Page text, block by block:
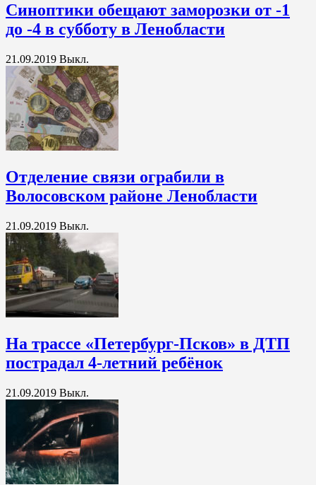
Синоптики обещают заморозки от -1
до -4 в субботу в Ленобласти
21.09.2019 Выкл.
Отделение связи ограбили в
Волосовском районе Ленобласти
21.09.2019 Выкл.
На трассе «Петербург-Псков» в ДТП
пострадал 4-летний ребёнок
21.09.2019 Выкл.